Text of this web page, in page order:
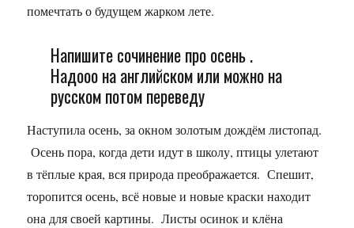
помечтать о будущем жарком лете.
Напишите сочинение про осень .
Надооо на английском или можно на
русском потом переведу
Наступила осень, за окном золотым дождём листопад.
Осень пора, когда дети идут в школу, птицы улетают
в тёплые края, вся природа преображается. Спешит,
торопится осень, всё новые и новые краски находит
она для своей картины. Листы осинок и клёна